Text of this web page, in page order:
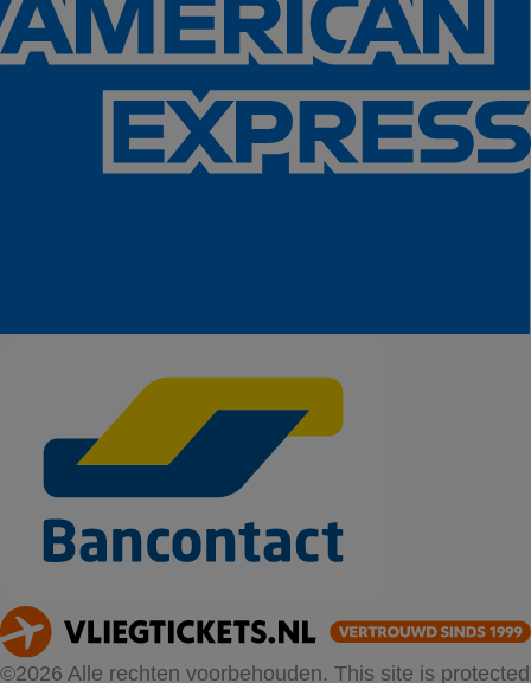
©2026 Alle rechten voorbehouden. This site is protected